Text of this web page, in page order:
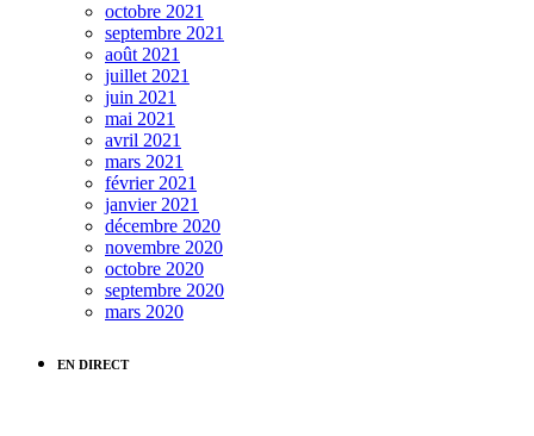
octobre 2021
septembre 2021
août 2021
juillet 2021
juin 2021
mai 2021
avril 2021
mars 2021
février 2021
janvier 2021
décembre 2020
novembre 2020
octobre 2020
septembre 2020
mars 2020
EN DIRECT